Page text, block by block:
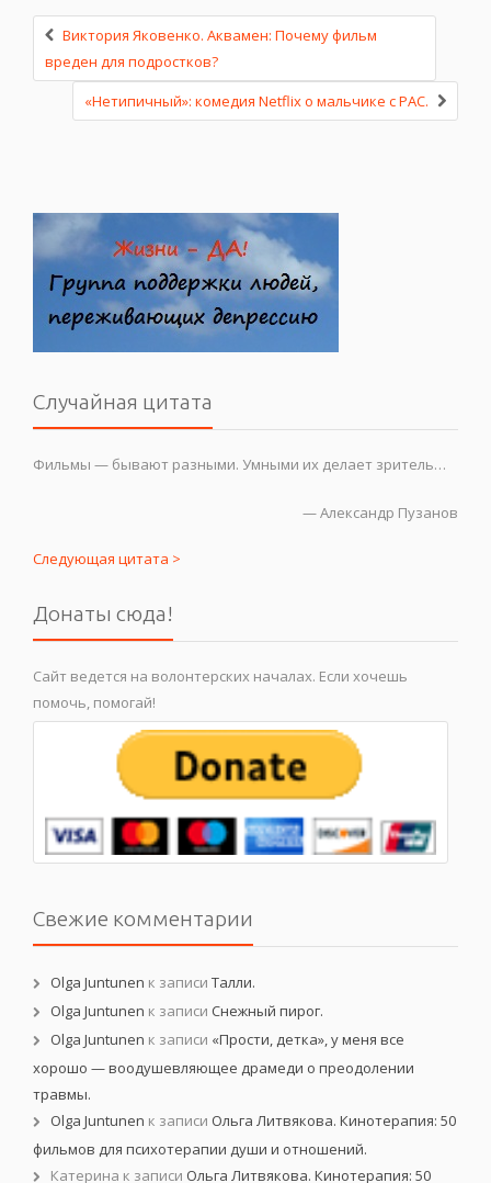
Виктория Яковенко. Аквамен: Почему фильм
вреден для подростков?
«Нетипичный»: комедия Netflix о мальчике с РАС.
Случайная цитата
Фильмы — бывают разными. Умными их делает зритель…
—Александр Пузанов
Следующая цитата >
Донаты сюда!
Сайт ведется на волонтерских началах. Если хочешь
помочь, помогай!
Свежие комментарии
Olga Juntunen к записи Талли.
Olga Juntunen к записи Снежный пирог.
Olga Juntunen к записи «Прости, детка», у меня все
хорошо — воодушевляющее драмеди о преодолении
травмы.
Olga Juntunen к записи Ольга Литвякова. Кинотерапия: 50
фильмов для психотерапии души и отношений.
Катерина к записи Ольга Литвякова. Кинотерапия: 50